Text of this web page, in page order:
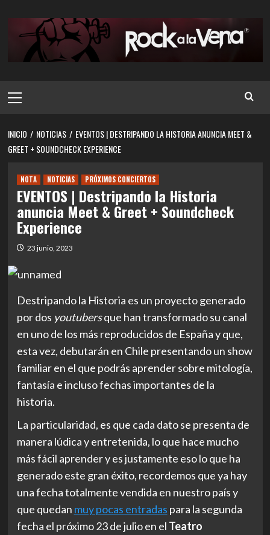
contenido
principal
INICIO NOTICIAS
EVENTOS | DESTRIPANDO LA HISTORIA ANUNCIA MEET &
GREET + SOUNDCHECK EXPERIENCE
NOTA NOTICIAS PRÓXIMOS CONCIERTOS
EVENTOS | Destripando la Historia
anuncia Meet & Greet + Soundcheck
Experience
23 junio, 2023
Destripando la Historia es un proyecto generado
por dos youtubersque han transformado su canal
en uno de los más reproducidos de España y que,
esta vez, debutarán en Chile presentando un show
familiar en el que podrás aprender sobre mitología,
fantasía e incluso fechas importantes de la
historia.
La particularidad, es que cada dato se presenta de
manera lúdica y entretenida, lo que hace mucho
más fácil aprender y es justamente eso lo que ha
generado este gran éxito, recordemos que ya hay
una fecha totalmente vendida en nuestro país y
que quedan muy pocas entradas para la segunda
fecha el próximo 23 de julio en el Teatro